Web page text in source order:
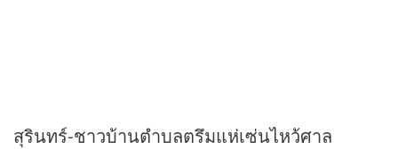
สุรินทร์-ชาวบ้านตำบลตรึมแห่เซ่นไหว้ศาล